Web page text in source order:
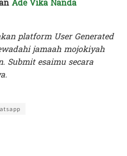
platform User Generated
jamaah mojokiyah
Submit esaimu secara